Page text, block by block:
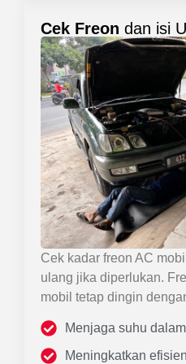
Cek Freon dan isi
Cek kadar freon AC
ulang jika diperlukan.
mobil tetap dingin
Menjaga suhu
Meningkatkan